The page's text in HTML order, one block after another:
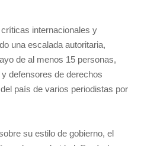
internacionales y
una escalada autoritaria,
de al menos 15 personas,
defensores de derechos
país de varios periodistas por
su estilo de gobierno, el